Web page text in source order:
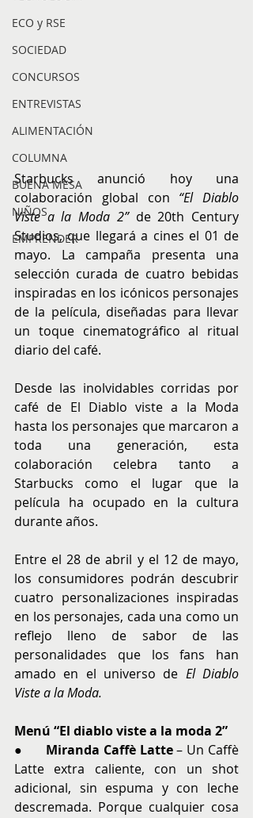
ECO y RSE
SOCIEDAD
CONCURSOS
ENTREVISTAS
ALIMENTACIÓN
COLUMNA
BUENA MESA
NIÑOS
EMPRENDER
Starbucks anunció hoy una
colaboración global con “El Diablo
Viste a la Moda 2” de 20th Century
Studios, que llegará a cines el 01 de
mayo. La campaña presenta una
selección curada de cuatro bebidas
inspiradas en los icónicos personajes
de la película, diseñadas para llevar
un toque cinematográfico al ritual
diario del café.
Desde las inolvidables corridas por
café de El Diablo viste a la Moda
hasta los personajes que marcaron a
toda una generación, esta
colaboración celebra tanto a
Starbucks como el lugar que la
película ha ocupado en la cultura
durante años.
Entre el 28 de abril y el 12 de mayo,
los consumidores podrán descubrir
cuatro personalizaciones inspiradas
en los personajes, cada una como un
reflejo lleno de sabor de las
personalidades que los fans han
amado en el universo de El Diablo
Viste a la Moda.
Menú “El diablo viste a la moda 2”
● Miranda Caffè Latte – Un Caffè
Latte extra caliente, con un shot
adicional, sin espuma y con leche
descremada. Porque cualquier cosa